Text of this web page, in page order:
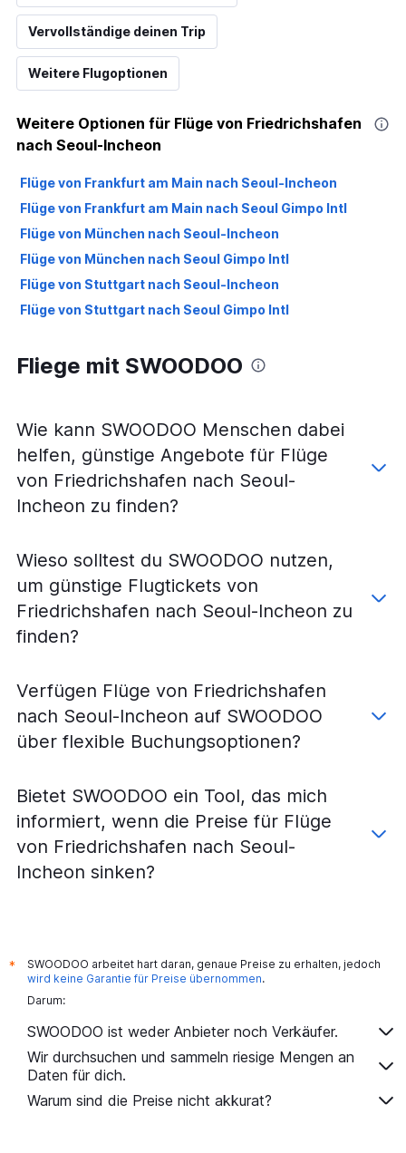
Vervollständige deinen Trip
Weitere Flugoptionen
Weitere Optionen für Flüge von Friedrichshafen
nach Seoul-Incheon
Flüge von Frankfurt am Main nach Seoul-Incheon
Flüge von Frankfurt am Main nach Seoul Gimpo Intl
Flüge von München nach Seoul-Incheon
Flüge von München nach Seoul Gimpo Intl
Flüge von Stuttgart nach Seoul-Incheon
Flüge von Stuttgart nach Seoul Gimpo Intl
Fliege mit SWOODOO
Wie kann SWOODOO Menschen dabei
helfen, günstige Angebote für Flüge
von Friedrichshafen nach Seoul-
Incheon zu finden?
Wieso solltest du SWOODOO nutzen,
um günstige Flugtickets von
Friedrichshafen nach Seoul-Incheon zu
finden?
Verfügen Flüge von Friedrichshafen
nach Seoul-Incheon auf SWOODOO
über flexible Buchungsoptionen?
Bietet SWOODOO ein Tool, das mich
informiert, wenn die Preise für Flüge
von Friedrichshafen nach Seoul-
Incheon sinken?
*
SWOODOO arbeitet hart daran, genaue Preise zu erhalten, jedoch
wird keine Garantie für Preise übernommen.
Darum:
SWOODOO ist weder Anbieter noch Verkäufer.
Wir durchsuchen und sammeln riesige Mengen an
Daten für dich.
Warum sind die Preise nicht akkurat?